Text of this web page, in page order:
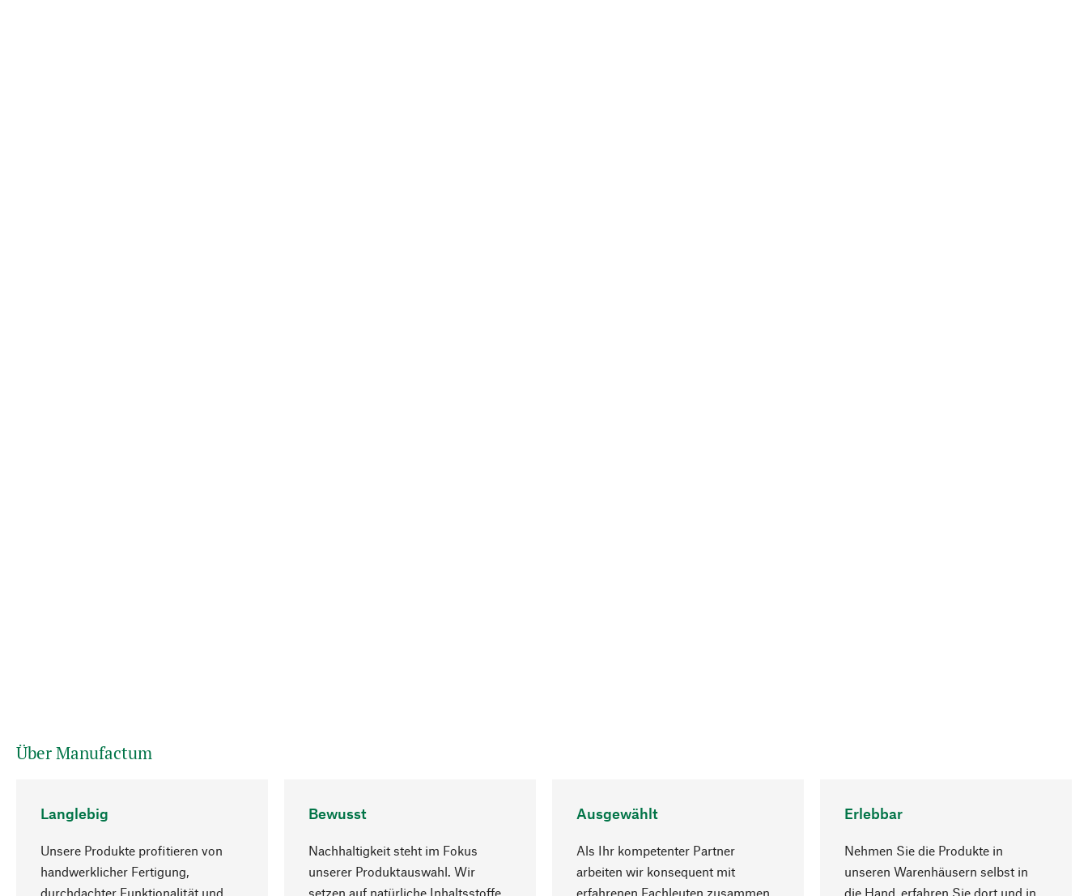
Über Manufactum
Langlebig
Unsere Produkte profitieren von
handwerklicher Fertigung,
durchdachter Funktionalität und
Bewusst
Nachhaltigkeit steht im Fokus
unserer Produktauswahl. Wir
setzen auf natürliche Inhaltsstoffe
Ausgewählt
Als Ihr kompetenter Partner
arbeiten wir konsequent mit
erfahrenen Fachleuten zusammen
Erlebbar
Nehmen Sie die Produkte in
unseren Warenhäusern selbst in
die Hand, erfahren Sie dort und in